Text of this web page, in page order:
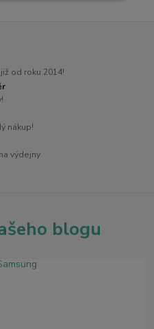
od roku 2014!
nákup!
výdejny
blogu